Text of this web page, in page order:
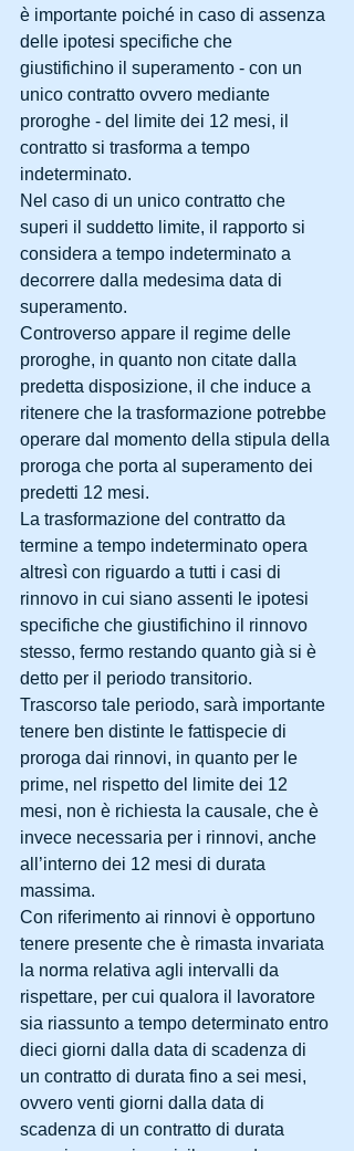
è importante poiché in caso di assenza
delle ipotesi specifiche che
giustifichino il superamento - con un
unico contratto ovvero mediante
proroghe - del limite dei 12 mesi, il
contratto si trasforma a tempo
indeterminato.
Nel caso di un unico contratto che
superi il suddetto limite, il rapporto si
considera a tempo indeterminato a
decorrere dalla medesima data di
superamento.
Controverso appare il regime delle
proroghe, in quanto non citate dalla
predetta disposizione, il che induce a
ritenere che la trasformazione potrebbe
operare dal momento della stipula della
proroga che porta al superamento dei
predetti 12 mesi.
La trasformazione del contratto da
termine a tempo indeterminato opera
altresì con riguardo a tutti i casi di
rinnovo in cui siano assenti le ipotesi
specifiche che giustifichino il rinnovo
stesso, fermo restando quanto già si è
detto per il periodo transitorio.
Trascorso tale periodo, sarà importante
tenere ben distinte le fattispecie di
proroga dai rinnovi, in quanto per le
prime, nel rispetto del limite dei 12
mesi, non è richiesta la causale, che è
invece necessaria per i rinnovi, anche
all’interno dei 12 mesi di durata
massima.
Con riferimento ai rinnovi è opportuno
tenere presente che è rimasta invariata
la norma relativa agli intervalli da
rispettare, per cui qualora il lavoratore
sia riassunto a tempo determinato entro
dieci giorni dalla data di scadenza di
un contratto di durata fino a sei mesi,
ovvero venti giorni dalla data di
scadenza di un contratto di durata